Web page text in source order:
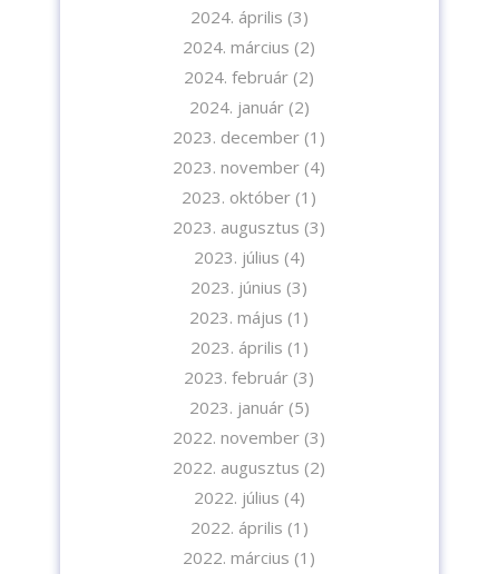
2024. április (3)
2024. március (2)
2024. február (2)
2024. január(2)
2023. december (1)
2023. november (4)
2023. október (1)
2023. augusztus (3)
2023. július (4)
2023. június (3)
2023. május (1)
2023. április (1)
2023. február (3)
2023. január(5)
2022. november (3)
2022. augusztus (2)
2022. július (4)
2022. április (1)
2022. március (1)